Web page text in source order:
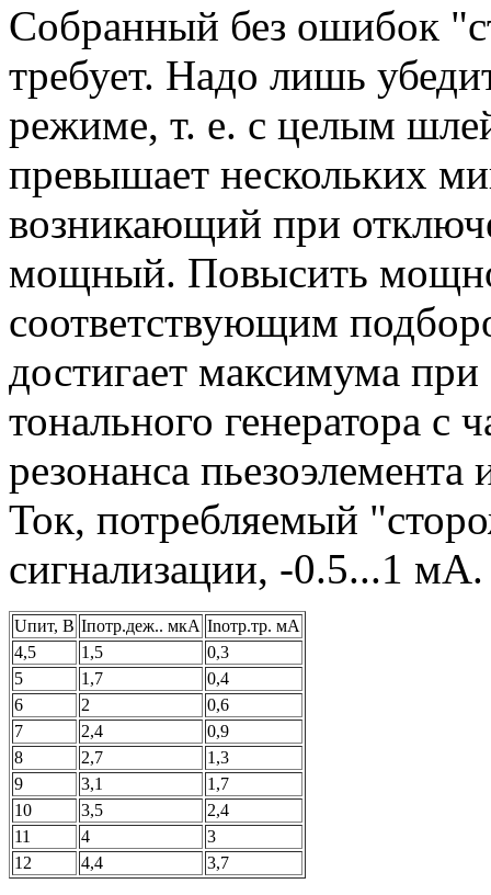
Собранный без ошибок
требует. Надо лишь
режиме, т. е. с целым
превышает нескольких
возникающий при
мощный. Повысить
соответствующим
достигает максимума
тонального генератора с
резонанса пьезоэлемента
Ток, потребляемый
сигнализации, -0.5...1 мА.
Uпит, В Iпотр.деж.. мкА Inoтp.тp. мА
4,5
1,5
0,3
5
1,7
0,4
6
2
0,6
7
2,4
0,9
8
2,7
1,3
9
3,1
1,7
10
3,5
2,4
11
4
3
12
4,4 3,7